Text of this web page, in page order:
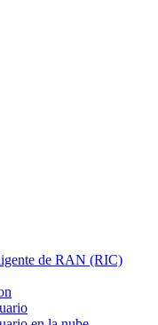
de RAN (RIC)